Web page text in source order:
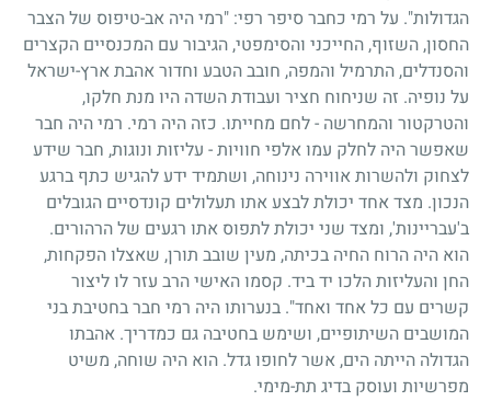
הגדולות". על רמי כחבר סיפר רפי: "רמי היה אב-טיפוס של הצבר
החסון, השזוף, החייכני והסימפטי, הגיבור עם המכנסיים הקצרים
והסנדלים, התרמיל והמפה, חובב הטבע וחדור אהבת ארץ-ישראל
על נופיה. זה שניחוח חציר ועבודת השדה היו מנת חלקו,
והטרקטור והמחרשה -לחם מחייתו. כזה היה רמי. רמי היה חבר
שאפשר היה לחלק עמו אלפי חוויות- עליזות ונוגות, חבר שידע
לצחוק ולהשרות אווירה נינוחה, ושתמיד ידע להגיש כתף ברגע
הנכון. מצד אחד יכולת לבצע אתו תעלולים קונדסיים הגובלים
ב'עבריינות', ומצד שני יכולת לתפוס אתו רגעים של הרהורים.
הוא היה הרוח החיה בכיתה, מעין שובב תורן, שאצלו הפקחות,
החן והעליזות הלכו יד ביד. קסמו האישי הרב עזר לו ליצור
קשרים עם כל אחד ואחד". בנערותו היה רמי חבר בחטיבת בני
המושבים השיתופיים, ושימש בחטיבה גם כמדריך. אהבתו
הגדולה הייתה הים, אשר לחופו גדל. הוא היה שוחה, משיט
מפרשיות ועוסק בדיג תת-מימי.